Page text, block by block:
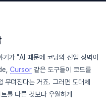
가 "AI 때문에 코딩의 진입 장벽이
Cursor 같은 도구들이 코드를
무뎌진다는 거죠. 그러면 도대체
를 다른 것보다 우월하게